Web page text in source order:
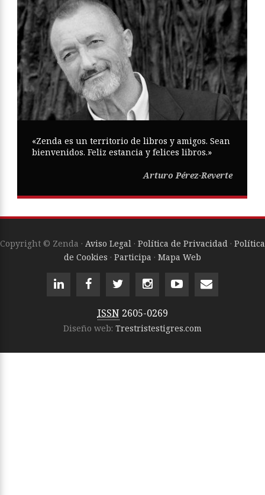
«Zenda es un territorio de libros y amigos. Sean
bienvenidos. Feliz estancia y felices libros.»
Arturo Pérez-Reverte
Copyright © Zenda · Aviso Legal · Política de Privacidad · Política
de Cookies · Participa · Mapa Web
ISSN 2605-0269
Diseño web: Trestristestigres.com